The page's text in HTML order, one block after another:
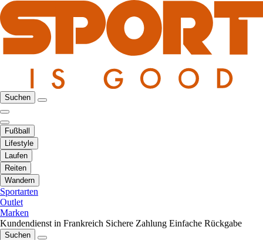
Suchen
Fußball
Lifestyle
Laufen
Reiten
Wandern
Sportarten
Outlet
Marken
Kundendienst in Frankreich Sichere Zahlung Einfache Rückgabe
Suchen